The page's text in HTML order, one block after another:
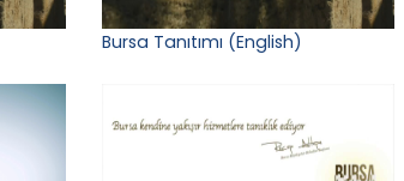
Bursa Tanıtımı (English)